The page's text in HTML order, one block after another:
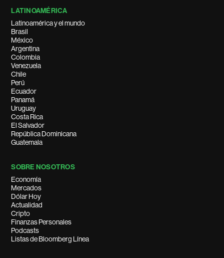
LATINOAMÉRICA
Latinoamérica y el mundo
Brasil
México
Argentina
Colombia
Venezuela
Chile
Perú
Ecuador
Panamá
Uruguay
Costa Rica
El Salvador
República Dominicana
Guatemala
SOBRE NOSOTROS
Economía
Mercados
Dólar Hoy
Actualidad
Cripto
Finanzas Personales
Podcasts
Listas de Bloomberg Línea